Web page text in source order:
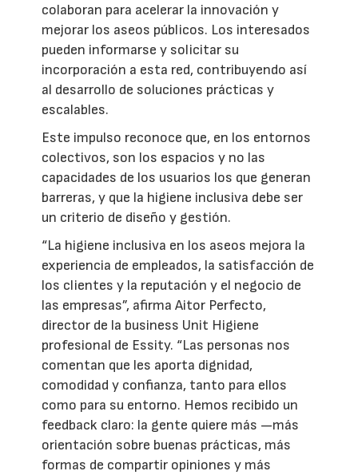
colaboran para acelerar la innovación y
mejorar los aseos públicos. Los interesados
pueden informarse y solicitar su
incorporación a esta red, contribuyendo así
al desarrollo de soluciones prácticas y
escalables.
Este impulso reconoce que, en los entornos
colectivos, son los espacios y no las
capacidades de los usuarios los que generan
barreras, y que la higiene inclusiva debe ser
un criterio de diseño y gestión.
“La higiene inclusiva en los aseos mejora la
experiencia de empleados, la satisfacción de
los clientes y la reputación y el negocio de
las empresas”, afirma Aitor Perfecto,
director de la business Unit Higiene
profesional de Essity. “Las personas nos
comentan que les aporta dignidad,
comodidad y confianza, tanto para ellos
como para su entorno. Hemos recibido un
feedback claro: la gente quiere más —más
orientación sobre buenas prácticas, más
formas de compartir opiniones y más